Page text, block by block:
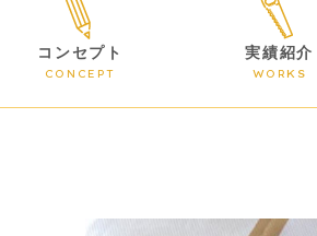
コンセプト
CONCEPT
実績紹介
WORKS